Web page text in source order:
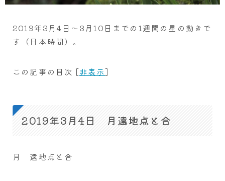
2019年3月4日～3月10日までの1週間の星の動きで
す（日本時間）。
この記事の目次 [非表示]
2019年3月4日 月遠地点と合
月 遠地点と合